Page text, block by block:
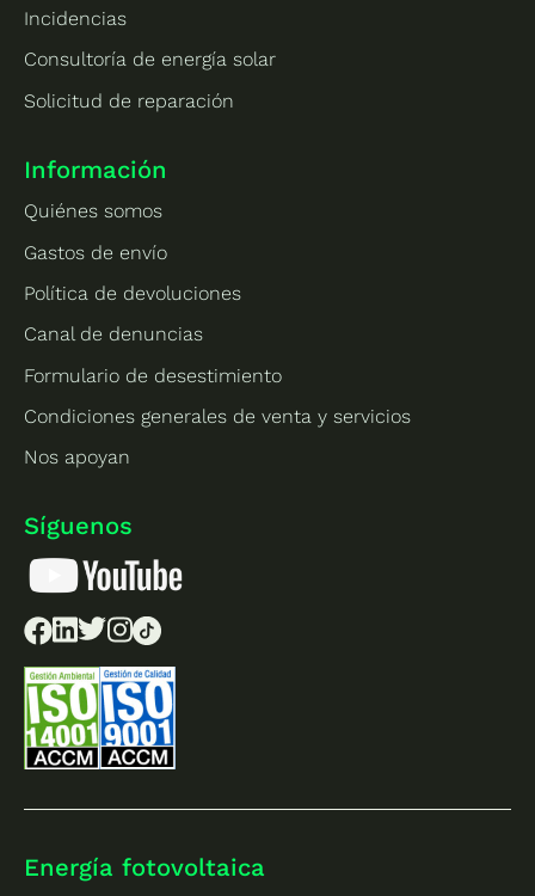
Incidencias
Consultoría de energía solar
Solicitud de reparación
Información
Quiénes somos
Gastos de envío
Política de devoluciones
Canal de denuncias
Formulario de desestimiento
Condiciones generales de venta y servicios
Nos apoyan
Síguenos
Energía fotovoltaica